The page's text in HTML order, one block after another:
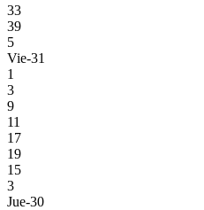
33
39
5
Vie-31
1
3
9
11
17
19
15
3
Jue-30